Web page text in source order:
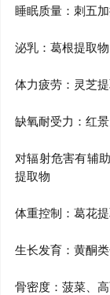
睡眠质量：刺五
泌乳：葛根提取物
体力疲劳：灵芝
缺氧耐受力：红
对辐射危害有辅
提取物
体重控制：葛花
生长发育：黄酮
骨密度：菠菜、